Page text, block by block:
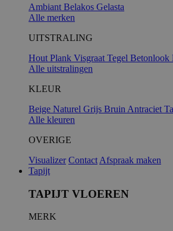
Ambiant Belakos Gelasta
Alle merken
UITSTRALING
Hout Plank Visgraat Tegel Betonlook
Alle uitstralingen
KLEUR
Beige Naturel Grijs Bruin Antraciet
Alle kleuren
OVERIGE
Visualizer Contact Afspraak maken
Tapijt
TAPIJT VLOEREN
MERK